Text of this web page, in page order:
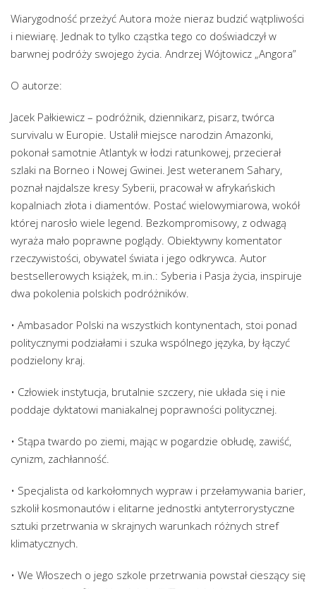
Wiarygodność przeżyć Autora może nieraz budzić wątpliwości
i niewiarę. Jednak to tylko cząstka tego co doświadczył w
barwnej podróży swojego życia. Andrzej Wójtowicz „Angora”
O autorze:
Jacek Pałkiewicz – podróżnik, dziennikarz, pisarz, twórca
survivalu w Europie. Ustalił miejsce narodzin Amazonki,
pokonał samotnie Atlantyk w łodzi ratunkowej, przecierał
szlaki na Borneo i Nowej Gwinei. Jest weteranem Sahary,
poznał najdalsze kresy Syberii, pracował w afrykańskich
kopalniach złota i diamentów. Postać wielowymiarowa, wokół
której narosło wiele legend. Bezkompromisowy, z odwagą
wyraża mało poprawne poglądy. Obiektywny komentator
rzeczywistości, obywatel świata i jego odkrywca. Autor
bestsellerowych książek, m.in.: Syberia i Pasja życia, inspiruje
dwa pokolenia polskich podróżników.
• Ambasador Polski na wszystkich kontynentach, stoi ponad
politycznymi podziałami i szuka wspólnego języka, by łączyć
podzielony kraj.
• Człowiek instytucja, brutalnie szczery, nie układa się i nie
poddaje dyktatowi maniakalnej poprawności politycznej.
• Stąpa twardo po ziemi, mając w pogardzie obłudę, zawiść,
cynizm, zachłanność.
• Specjalista od karkołomnych wypraw i przełamywania barier,
szkolił kosmonautów i elitarne jednostki antyterrorystyczne
sztuki przetrwania w skrajnych warunkach różnych stref
klimatycznych.
• We Włoszech o jego szkole przetrwania powstał cieszący się